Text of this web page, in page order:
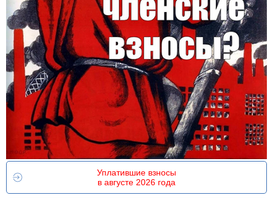
Уплатившие взносы
в августе 2026 года